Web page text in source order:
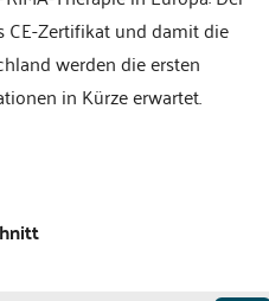
CE-Zertifikat und damit die
werden die ersten
in Kürze erwartet.